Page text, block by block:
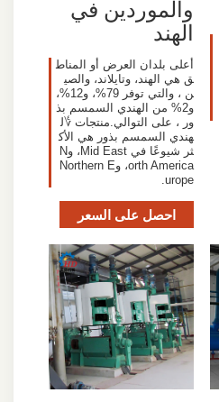
والموردين في
الهند
أعلى بلدان العرض أو المناط
ق هي الهند، وتايلاند، والصي
ن ، والتي توفر 79%، و12%،
و2% من الهندي السمسم بذ
ور ، على التوالي.منتجات ؇ل
هندي السمسم بذور هي الأك
ثر شيوعًا في Mid East، وN
orth America، وNorthern E
urope.
احصل على السعر